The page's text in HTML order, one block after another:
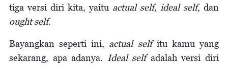
tiga versi diri kita, yaitu actual self, ideal self, dan
ought self.
Bayangkan seperti ini, actual selfitu kamu yang
sekarang, apa adanya. Ideal selfadalah versi diri